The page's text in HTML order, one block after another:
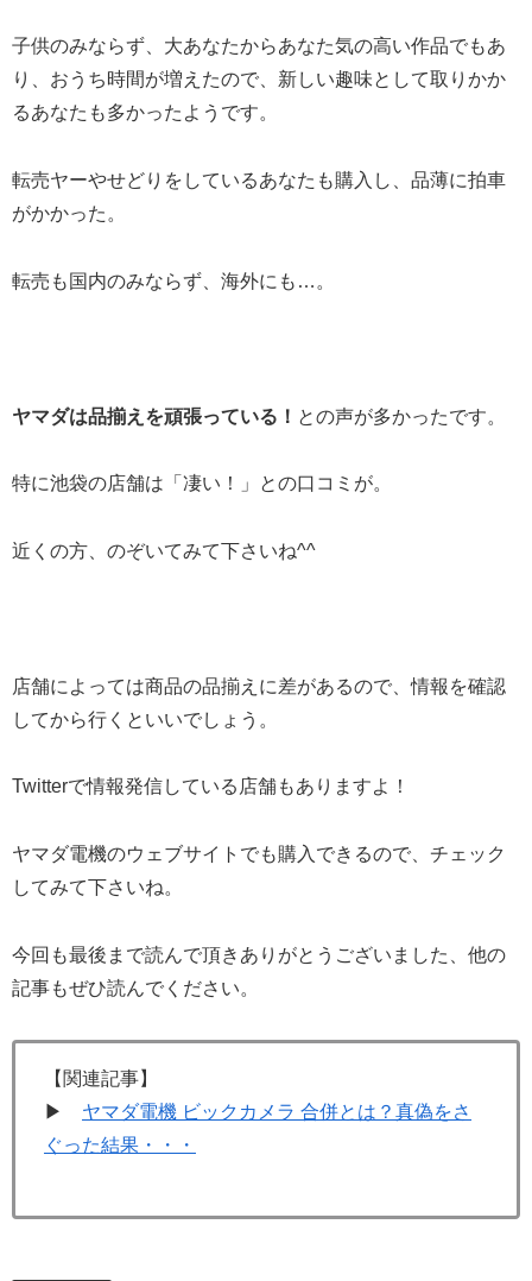
子供のみならず、大あなたからあなた気の高い作品でもあ
り、 おうち時間が増えたので、新しい趣味として取りかか
るあなたも多かったようです。
転売ヤーやせどりをしているあなたも購入し、品薄に拍車
がかかった。
転売も国内のみならず、海外にも…。
ヤマダは品揃えを頑張っている！ との声が多かったです。
特に池袋の店舗は「凄い！」との口コミが。
近くの方、のぞいてみて下さいね^^
店舗によっては商品の品揃えに差があるので、情報を確認
してから行くといいでしょう。
Twitterで情報発信している店舗もありますよ！
ヤマダ電機のウェブサイトでも購入できるので、チェック
してみて下さいね。
今回も最後まで読んで頂きありがとうございました、他の
記事もぜひ読んでください。
【関連記事】
▶ ヤマダ電機 ビックカメラ 合併とは？真偽をさ
ぐった結果・・・